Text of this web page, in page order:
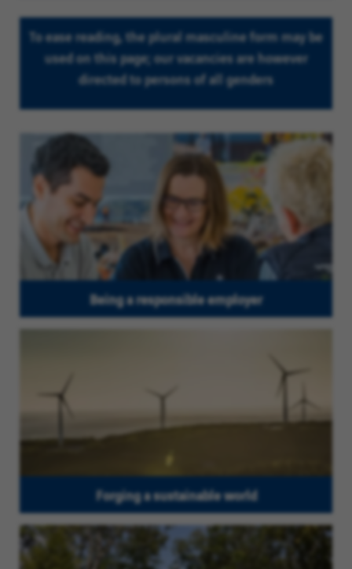
To ease reading, the plural masculine form may be
used on this page; our vacancies are however
directed to persons of all genders
Being a responsible employer
Forging a sustainable world